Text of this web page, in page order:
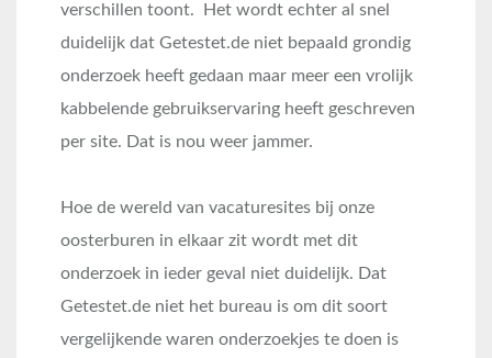
verschillen toont. Het wordt echter al snel
duidelijk dat Getestet.de niet bepaald grondig
onderzoek heeft gedaan maar meer een vrolijk
kabbelende gebruikservaring heeft geschreven
per site. Dat is nou weer jammer.
Hoe de wereld van vacaturesites bij onze
oosterburen in elkaar zit wordt met dit
onderzoek in ieder geval niet duidelijk. Dat
Getestet.de niet het bureau is om dit soort
vergelijkende waren onderzoekjes te doen is